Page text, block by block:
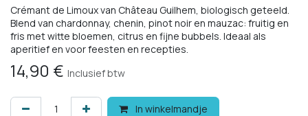
Crémant de Limoux van Château Guilhem, biologisch geteeld.
Blend van chardonnay, chenin, pinot noir en mauzac: fruitig en
fris met witte bloemen, citrus en fijne bubbels. Ideaal als
aperitief en voor feesten en recepties.
14,90 € Inclusief btw
In winkelmandje